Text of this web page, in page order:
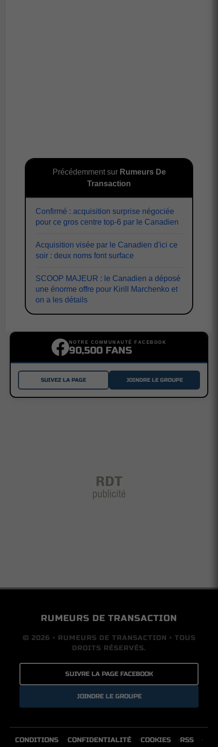
Précédemment sur Rumeurs De
Transaction
Confirmé : acquisition surprise négociée
pour ce gros centre top-6 par le Canadien
Acquisition visée par le Canadien d'ici ce
soir : deux noms font surface
SCOOP MAJEUR : le Canadien a déposé
une énorme offre pour Kirill Marchenko et
on a les détails
NOTRE COMMUNAUTÉ FACEBOOK
90,500 FANS
SUIVEZ LA PAGE JOINDRE LE GROUPE
RUMEURS DE TRANSACTION
© 2026 • RUMEURS DE TRANSACTION • TOUS
DROITS RÉSERVÉS.
SUIVRE LA PAGE FACEBOOK
JOINDRE LE GROUPE
CONDITIONS CONFIDENTIALITÉ COOKIES
RSS